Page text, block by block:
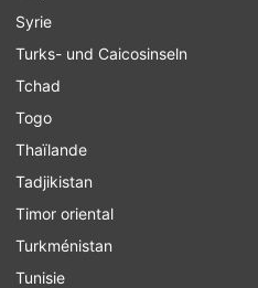
Syrie
Turks- und Caicosinseln
Tchad
Togo
Thaïlande
Tadjikistan
Timor oriental
Turkménistan
Tunisie